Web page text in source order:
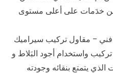
من خدَمات على أعلى مستوى
– مقاول تركيب سيراميك
واستخدام أجود البَلاط و
يتمتع بنقائه وجودته